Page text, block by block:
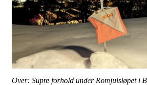
Over: Supre forhold under Romjulsløpet i